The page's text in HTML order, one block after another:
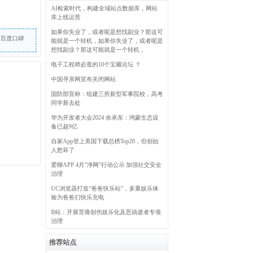
百度口碑
AI检索时代，构建全域站点数据库，网站
库上线运营
如果你失业了，或者呢是想找副业？那这可
能就是一个转机，如果你失业了，或者呢是
想找副业？那这可能就是一个转机，
电子工程师必逛的10个宝藏论坛 ？
中国寻亲网宣布关闭网站
国防部宣称：组建三所新型军事院校，高考
同学新去处
华为开发者大会2024 余承东：鸿蒙生态设
备已超9亿
自家App登上美国下载总榜Top20，但创始
人愁坏了
爱聊APP 4月“净网”行动公示 加强社交安全
治理
UC浏览器打造“爸爸快乐站”，多重娱乐体
验为爸爸们快乐充电
B站：开展苦痛创伤娱乐化及恶搞逝者专项
治理
推荐站点